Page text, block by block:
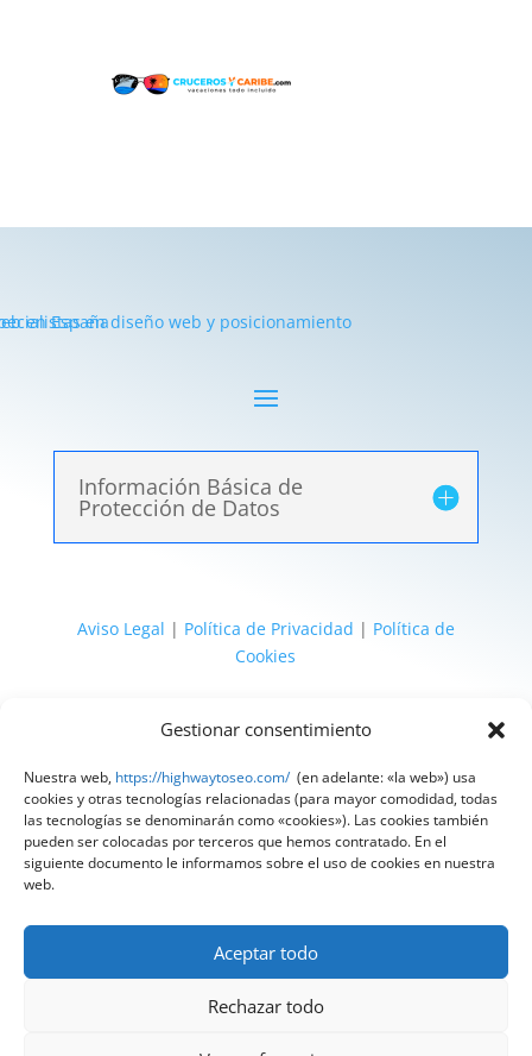
Gestionar consentimiento
Nuestra web, https://highwaytoseo.com/ (en adelante: «la web») usa
cookies y otras tecnologías relacionadas (para mayor comodidad, todas
las tecnologías se denominarán como «cookies»). Las cookies también
pueden ser colocadas por terceros que hemos contratado. En el
siguiente documento le informamos sobre el uso de cookies en nuestra
web.
Aceptar todo
Rechazar todo
Información Básica de
Protección de Datos
Aviso Legal | Política de Privacidad | Política de
Cookies
@ 2025 Diseñado por HighWay To Seo | Textos
Compliance«Tu Compliance de confianza»